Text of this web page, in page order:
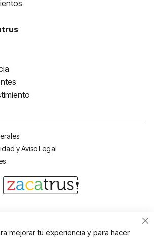
y Aviso Legal
mejorar tu experiencia y para hacer